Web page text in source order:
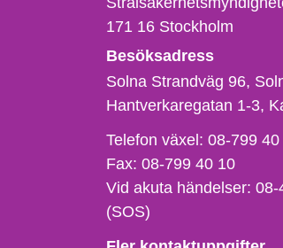
171 16 Stockholm
Besöksadress
Solna Strandväg 96,
Hantverkaregatan 1-3
Telefon,
fax
och
e-
Telefon växel:08-799 40
Fax:08-799 40 10
Vid akuta händelser:08-
(SOS)